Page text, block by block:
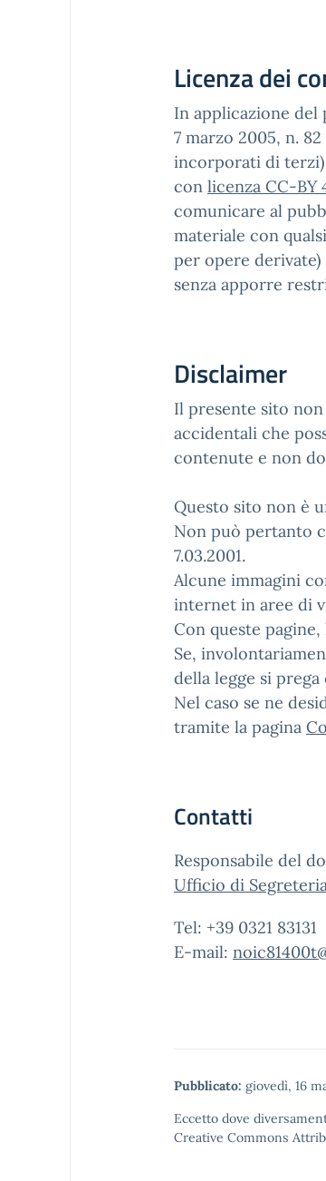
Licenza dei
In applicazione del
7 marzo 2005, n.
incorporati di
con licenza CC-BY
comunicare al
materiale con
per opere
senza apporre
Disclaimer
Il presente sito
accidentali che
contenute e non
Questo sito non è
Non può pertanto
7.03.2001.
Alcune immagini
internet in aree di
Con queste
Se,
della legge si
Nel caso se ne
tramite la pagina
Contatti
Responsabile del
Ufficio di
Tel: +39 0321 83131
E-mail:
Pubblicato: giovedì, 16
Eccetto dove
Creative Commons